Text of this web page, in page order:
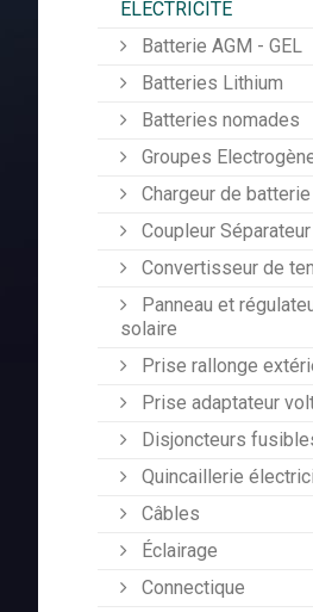
ÉLECTRICITÉ
Batterie AGM - GEL
Batteries Lithium
Batteries nomades
Groupes
Chargeur de batterie
Coupleur Séparateur
Convertisseur de
Panneau et
solaire
Prise rallonge
Prise adaptateur
Disjoncteurs
Quincaillerie
Câbles
Éclairage
Connectique